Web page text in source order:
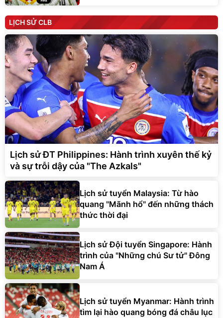
LỊCH SỬ CLB
Lịch sử ĐT Philippines: Hành trình xuyên thế kỷ
và sự trỗi dậy của "The Azkals"
Lịch sử tuyển Malaysia: Từ hào
quang "Mãnh hổ" đến những thách
thức thời đại
Lịch sử Đội tuyển Singapore: Hành
trình của "Những chú Sư tử" Đông
Nam Á
Lịch sử tuyển Myanmar: Hành trình
tìm lại hào quang bóng đá châu lục